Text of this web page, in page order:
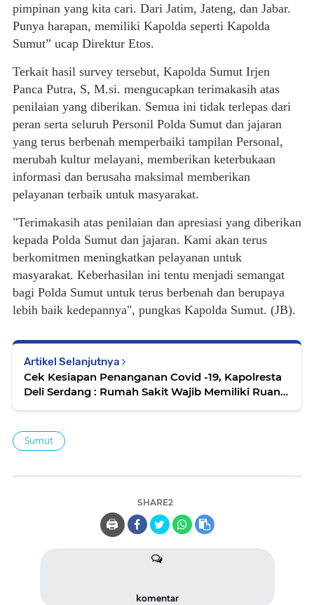
pimpinan yang kita cari. Dari Jatim, Jateng, dan Jabar.
Punya harapan, memiliki Kapolda seperti Kapolda
Sumut” ucap Direktur Etos.
Terkait hasil survey tersebut, Kapolda Sumut Irjen
Panca Putra, S, M.si. mengucapkan terimakasih atas
penilaian yang diberikan. Semua ini tidak terlepas dari
peran serta seluruh Personil Polda Sumut dan jajaran
yang terus berbenah memperbaiki tampilan Personal,
merubah kultur melayani, memberikan keterbukaan
informasi dan berusaha maksimal memberikan
pelayanan terbaik untuk masyarakat.
"Terimakasih atas penilaian dan apresiasi yang diberikan
kepada Polda Sumut dan jajaran. Kami akan terus
berkomitmen meningkatkan pelayanan untuk
masyarakat. Keberhasilan ini tentu menjadi semangat
bagi Polda Sumut untuk terus berbenah dan berupaya
lebih baik kedepannya", pungkas Kapolda Sumut. (JB).
Artikel Selanjutnya
Cek Kesiapan Penanganan Covid -19, Kapolresta
Deli Serdang : Rumah Sakit Wajib Memiliki Ruang
Sumut
SHARE2
🖨️
komentar